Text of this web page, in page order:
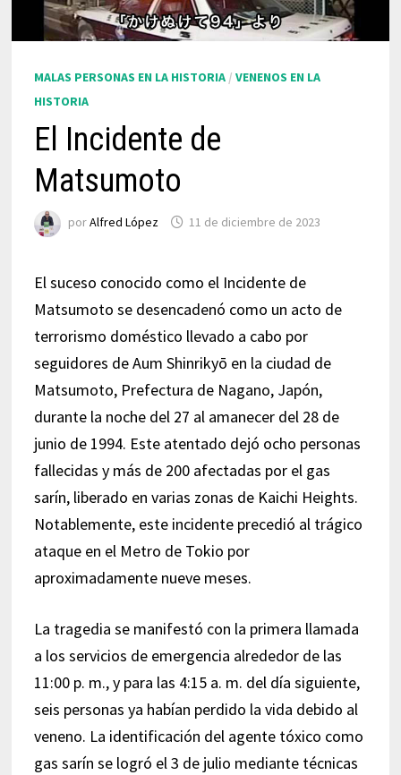
MALAS PERSONAS EN LA HISTORIA/ VENENOS EN LA
HISTORIA
El Incidente de
Matsumoto
porAlfred López 11 de diciembre de 2023
El suceso conocido como el Incidente de
Matsumoto se desencadenó como un acto de
terrorismo doméstico llevado a cabo por
seguidores de Aum Shinrikyō en la ciudad de
Matsumoto, Prefectura de Nagano, Japón,
durante la noche del 27 al amanecer del 28 de
junio de 1994. Este atentado dejó ocho personas
fallecidas y más de 200 afectadas por el gas
sarín, liberado en varias zonas de Kaichi Heights.
Notablemente, este incidente precedió al trágico
ataque en el Metro de Tokio por
aproximadamente nueve meses.
La tragedia se manifestó con la primera llamada
a los servicios de emergencia alrededor de las
11:00 p. m., y para las 4:15 a. m. del día siguiente,
seis personas ya habían perdido la vida debido al
veneno. La identificación del agente tóxico como
gas sarín se logró el 3 de julio mediante técnicas